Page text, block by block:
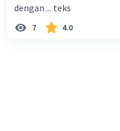
dengan ... teks
7 4.0